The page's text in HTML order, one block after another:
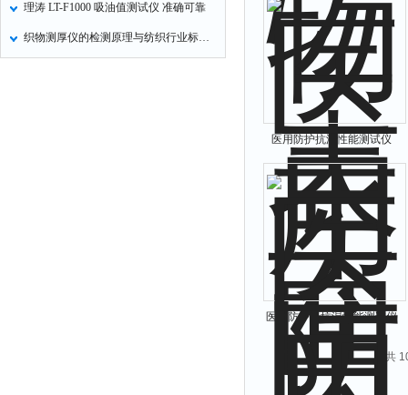
理涛 LT-F1000 吸油值测试仪 准确可靠
织物测厚仪的检测原理与纺织行业标准化应用
医用防护抗湿性能测试仪
医用防护服抗湿性能测试仪
生产厂家
共